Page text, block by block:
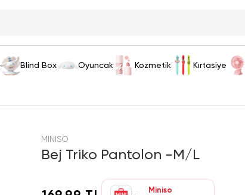
Blind Box Oyuncak Kozmetik Kırtasiye
MINISO
Bej Triko Pantolon -M/L
Miniso